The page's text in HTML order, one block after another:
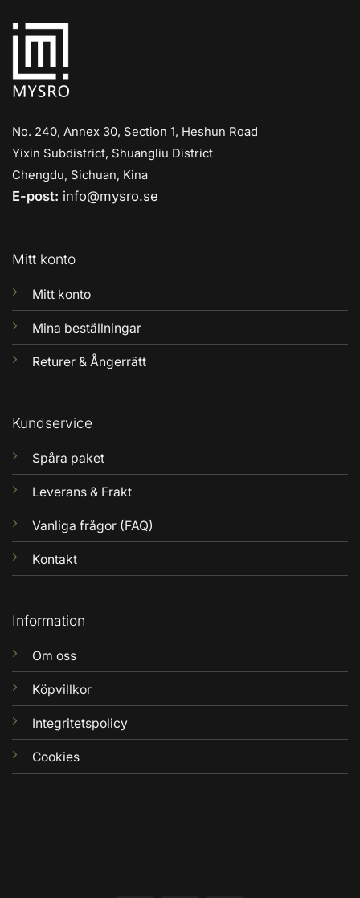
No. 240, Annex 30, Section 1, Heshun Road
Yixin Subdistrict, Shuangliu District
Chengdu, Sichuan, Kina
E-post: info@mysro.se
Mitt konto
Mitt konto
Mina beställningar
Returer & Ångerrätt
Kundservice
Spåra paket
Leverans & Frakt
Vanliga frågor (FAQ)
Kontakt
Information
Om oss
Köpvillkor
Integritetspolicy
Cookies